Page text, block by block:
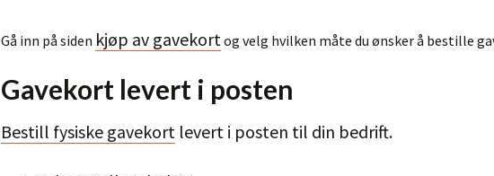
Gå inn på siden kjøp av gavekort og velg hvilken måte du ønsker å bestille
Gavekort levert i posten
Bestill fysiske gavekort levert i posten til din bedrift.